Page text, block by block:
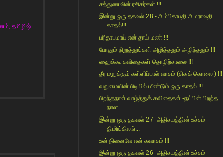
தமிழிஷ்
சத்துணவின் ரசிகர்கள் !!!
இன்று ஒரு தகவல் 28 - அம்பிகாபதி அமராவதி
காதல்!!!
பரிதாபமாய் என் தாய் மண் !!!
போதும் நிறுத்துங்கள் அழித்ததும் அழிந்ததும் !!!
ஹைக்கூ கவிதைகள் தொழிற்சாலை !!!
தீர மறுக்கும் கள்ளிப்பால் வாசம் (சிசுக் கொலை ) !!!
வறுமையின் பிடியில் மீண்டும் ஒரு காதல் !!!
பிறந்தநாள் வாழ்த்துக் கவிதைகள் -நட்பின் பிறந்த
நாள...
இன்று ஒரு தகவல் 27- அதிசயத்தின் உச்சம்
திமிங்கிலங்...
உன் நினைவே என் சுவாசம் !!!
இன்று ஒரு தகவல் 26- அதிசயத்தின் உச்சம்